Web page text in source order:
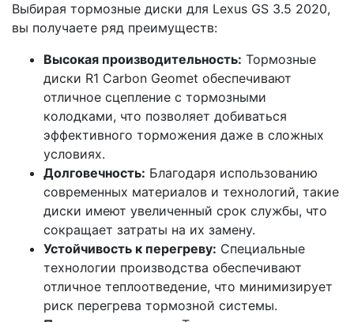
Выбирая тормозные диски для Lexus GS 3.5 2020,
вы получаете ряд преимуществ:
Высокая производительность: Тормозные
диски R1 Carbon Geomet обеспечивают
отличное сцепление с тормозными
колодками, что позволяет добиваться
эффективного торможения даже в сложных
условиях.
Долговечность: Благодаря использованию
современных материалов и технологий, такие
диски имеют увеличенный срок службы, что
сокращает затраты на их замену.
Устойчивость к перегреву: Специальные
технологии производства обеспечивают
отличное теплоотведение, что минимизирует
риск перегрева тормозной системы.